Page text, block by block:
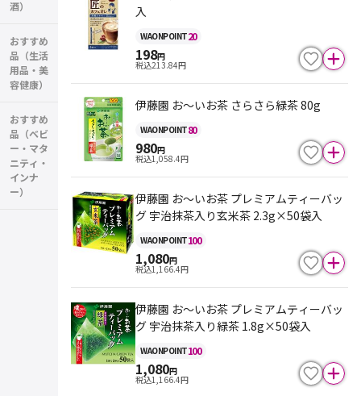
酒）
おすすめ
品（生活
用品・美
容健康）
おすすめ
品（ベビ
ー・マタ
ニティ・
インナ
ー）
入
WAONPOINT20
198円
税込213.84円
伊藤園 お～いお茶 さらさら緑茶 80g
WAONPOINT80
980円
税込1,058.4円
伊藤園 お～いお茶 プレミアムティーバッ
グ 宇治抹茶入り玄米茶 2.3g×50袋入
WAONPOINT100
1,080円
税込1,166.4円
伊藤園 お～いお茶 プレミアムティーバッ
グ 宇治抹茶入り緑茶 1.8g×50袋入
WAONPOINT100
1,080円
税込1,166.4円